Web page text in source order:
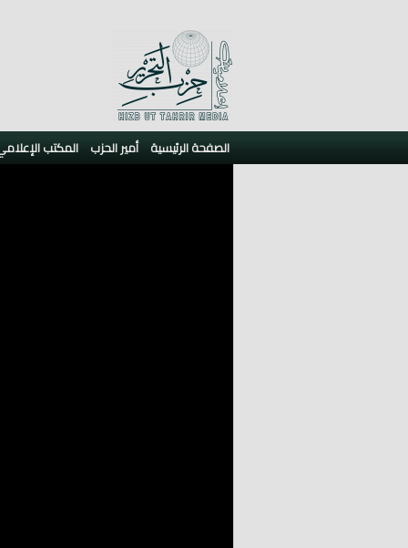
الصفحة الرئيسية أمير الحزب المكتب